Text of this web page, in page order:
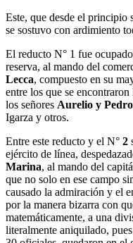
Este, que desde el principio
se sostuvo con ardimiento
El reducto N° 1 fue
reserva, al mando del
Lecca, compuesto en su
entre los que se encontraron
los señores Aurelio y
Igarza y otros.
Entre este reducto y el N° 2
ejército de línea,
Marina, al mando del
que no solo en ese campo
causado la admiración y el
por la manera bizarra con
matemáticamente, a una
literalmente aniquilado,